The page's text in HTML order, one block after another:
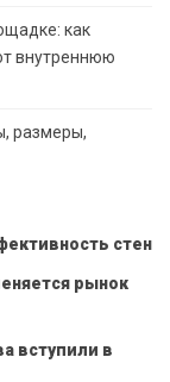
как
внутреннюю
размеры,
стен
рынок
вступили в